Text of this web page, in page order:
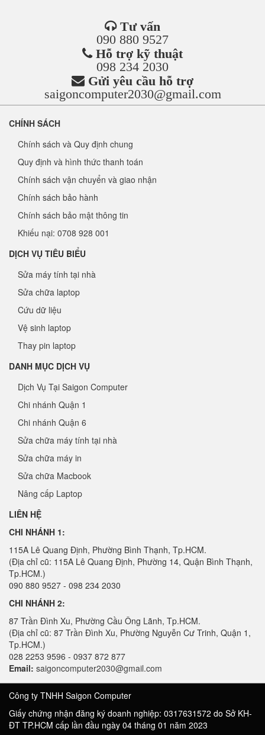
Tư vấn
090 880 9527
Hỗ trợ kỹ thuật
098 234 2030
Gửi yêu cầu hỗ trợ
saigoncomputer2030@gmail.com
CHÍNH SÁCH
Chính sách và Quy định chung
Quy định và hình thức thanh toán
Chính sách vận chuyển và giao nhận
Chính sách bảo hành
Chính sách bảo mật thông tin
Khiếu nại: 0708 928 001
DỊCH VỤ TIÊU BIỂU
Sửa máy tính tại nhà
Sửa chữa laptop
Cứu dữ liệu
Vệ sinh laptop
Thay pin laptop
DANH MỤC DỊCH VỤ
Dịch Vụ Tại Saigon Computer
Chi nhánh Quận 1
Chi nhánh Quận 6
Sửa chữa máy tính tại nhà
Sửa chữa máy in
Sửa chữa Macbook
Nâng cấp Laptop
LIÊN HỆ
CHI NHÁNH 1:
115A Lê Quang Định, Phường Bình Thạnh, Tp.HCM.
(Địa chỉ cũ: 115A Lê Quang Định, Phường 14, Quận Bình Thạnh,
Tp.HCM.)
090 880 9527 - 098 234 2030
CHI NHÁNH 2:
87 Trần Đình Xu, Phường Cầu Ông Lãnh, Tp.HCM.
(Địa chỉ cũ: 87 Trần Đình Xu, Phường Nguyễn Cư Trinh, Quận 1,
Tp.HCM.)
028 2253 9596 - 0937 872 877
Email: saigoncomputer2030@gmail.com
Công ty TNHH Saigon Computer
Giấy chứng nhận đăng ký doanh nghiệp: 0317631572 do Sở KH-
ĐT TP.HCM cấp lần đầu ngày 04 tháng 01 năm 2023